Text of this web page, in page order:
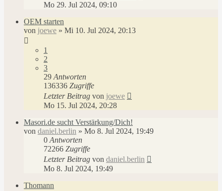
Mo 29. Jul 2024, 09:10
OEM starten
von joewe » Mi 10. Jul 2024, 20:13
1
2
3
29 Antworten
136336 Zugriffe
Letzter Beitrag von joewe
Mo 15. Jul 2024, 20:28
Masori.de sucht Verstärkung/Dich!
von daniel.berlin » Mo 8. Jul 2024, 19:49
0 Antworten
72266 Zugriffe
Letzter Beitrag von daniel.berlin
Mo 8. Jul 2024, 19:49
Thomann